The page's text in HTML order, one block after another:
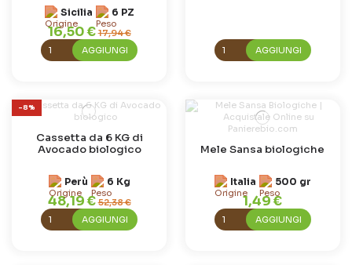
Sicilia 6 PZ
16,50 €17,94 €
AGGIUNGI
AGGIUNGI
-8%
Cassetta da 6 KG di
Avocado biologico
Perù 6 Kg
48,19 €52,38 €
AGGIUNGI
Mele Sansa biologiche
Italia 500 gr
1,49 €
AGGIUNGI